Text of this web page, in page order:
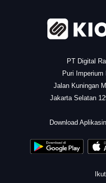
PT Digital
Puri Imperium
Jalan Kuningan
Jakarta Selatan
Download